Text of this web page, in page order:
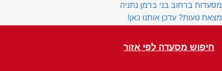
מסעדות ברחוב בני ברמן נתניה
מצאת טעות? עדכן אותנו כאן!
חיפוש מסעדה לפי אזור